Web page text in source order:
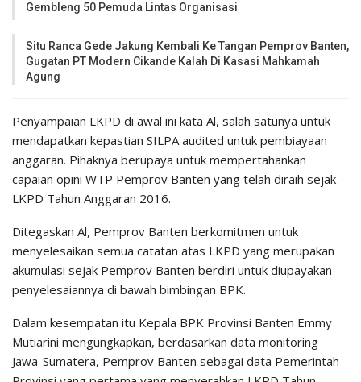
Gembleng 50 Pemuda Lintas Organisasi
Situ Ranca Gede Jakung Kembali Ke Tangan Pemprov Banten,
Gugatan PT Modern Cikande Kalah Di Kasasi Mahkamah
Agung
Penyampaian LKPD di awal ini kata Al, salah satunya untuk
mendapatkan kepastian SILPA audited untuk pembiayaan
anggaran. Pihaknya berupaya untuk mempertahankan
capaian opini WTP Pemprov Banten yang telah diraih sejak
LKPD Tahun Anggaran 2016.
Ditegaskan Al, Pemprov Banten berkomitmen untuk
menyelesaikan semua catatan atas LKPD yang merupakan
akumulasi sejak Pemprov Banten berdiri untuk diupayakan
penyelesaiannya di bawah bimbingan BPK.
Dalam kesempatan itu Kepala BPK Provinsi Banten Emmy
Mutiarini mengungkapkan, berdasarkan data monitoring
Jawa-Sumatera, Pemprov Banten sebagai data Pemerintah